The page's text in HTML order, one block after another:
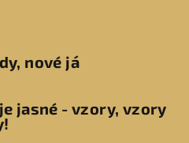
nové já
jasné - vzory, vzory